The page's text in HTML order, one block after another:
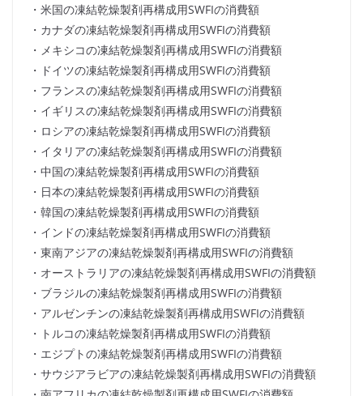
・米国の凍結乾燥製剤再構成用SWFIの消費額
・カナダの凍結乾燥製剤再構成用SWFIの消費額
・メキシコの凍結乾燥製剤再構成用SWFIの消費額
・ドイツの凍結乾燥製剤再構成用SWFIの消費額
・フランスの凍結乾燥製剤再構成用SWFIの消費額
・イギリスの凍結乾燥製剤再構成用SWFIの消費額
・ロシアの凍結乾燥製剤再構成用SWFIの消費額
・イタリアの凍結乾燥製剤再構成用SWFIの消費額
・中国の凍結乾燥製剤再構成用SWFIの消費額
・日本の凍結乾燥製剤再構成用SWFIの消費額
・韓国の凍結乾燥製剤再構成用SWFIの消費額
・インドの凍結乾燥製剤再構成用SWFIの消費額
・東南アジアの凍結乾燥製剤再構成用SWFIの消費額
・オーストラリアの凍結乾燥製剤再構成用SWFIの消費額
・ブラジルの凍結乾燥製剤再構成用SWFIの消費額
・アルゼンチンの凍結乾燥製剤再構成用SWFIの消費額
・トルコの凍結乾燥製剤再構成用SWFIの消費額
・エジプトの凍結乾燥製剤再構成用SWFIの消費額
・サウジアラビアの凍結乾燥製剤再構成用SWFIの消費額